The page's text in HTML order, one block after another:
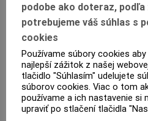
POPIS
ĎALŠIE INFORMÁCIE
PRODUKTOVÝ LIST
podobe ako doteraz,
potrebujeme váš súhlas s
cookies
Používame súbory cookies
najlepší zážitok z našej
tlačidlo "Súhlasím" udelujete
súborov cookies. Viac o tom
používame a ich nastavenie si
upraviť po stlačení tlačidla